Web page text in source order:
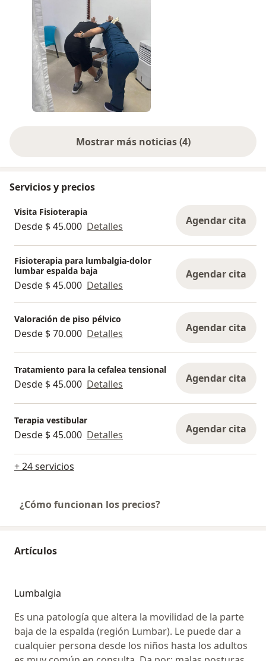
Disponemos de equipos especializados para la
rehabilitación física y del piso pélvico, incluyendo
tecnología de biofeedback, lo que nos permite
brindar una atención integral, profesional y
personalizada.
Somos fisiopelvicas Nury Plaza
Mostrar más noticias (4)
Servicios y precios
Visita Fisioterapia
Desde $ 45.000 Detalles Agendar cita
Fisioterapia para lumbalgia-dolor
lumbar espalda baja
Desde $ 45.000 Detalles
Agendar cita
Valoración de piso pélvico
Desde $ 70.000 Detalles Agendar cita
Tratamiento para la cefalea tensional
Desde $ 45.000 Detalles Agendar cita
Terapia vestibular
Desde $ 45.000 Detalles Agendar cita
+ 24 servicios
¿Cómo funcionan los precios?
Artículos
Lumbalgia
Es una patología que altera la movilidad de la parte
baja de la espalda (región Lumbar). Le puede dar a
cualquier persona desde los niños hasta los adultos